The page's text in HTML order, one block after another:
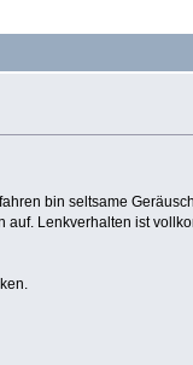
bin seltsame
Lenkverhalten ist